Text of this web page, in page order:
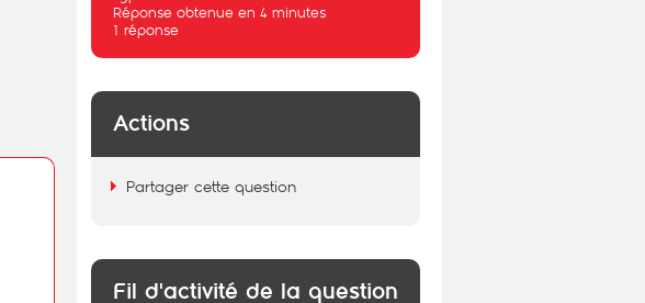
Réponse obtenue en 4 minutes
1 réponse
Actions
Partager cette question
Fil d'activité de la question